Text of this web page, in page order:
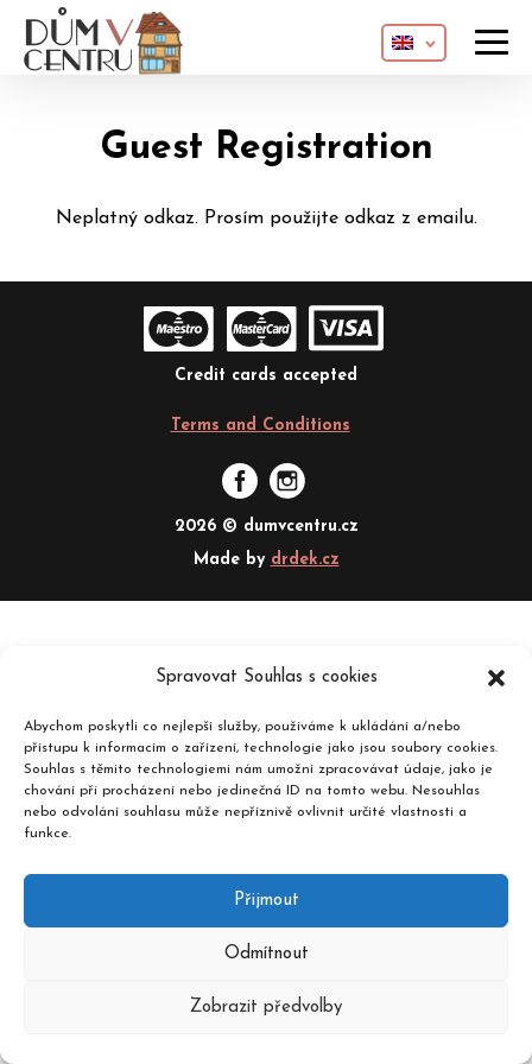
Spravovat Souhlas s cookies
Abychom poskytli co nejlepší služby, používáme k ukládání a/nebo
přístupu k informacím o zařízení, technologie jako jsou soubory cookies.
Souhlas s těmito technologiemi nám umožní zpracovávat údaje, jako je
chování při procházení nebo jedinečná ID na tomto webu. Nesouhlas
nebo odvolání souhlasu může nepříznivě ovlivnit určité vlastnosti a
funkce.
Přijmout
Odmítnout
Zobrazit předvolby
About Dům v centru
Apartments
Contact
Guest Registration
Neplatný odkaz. Prosím použijte odkaz z emailu.
Credit cards accepted
Terms and Conditions
2026 © dumvcentru.cz
Made by drdek.cz